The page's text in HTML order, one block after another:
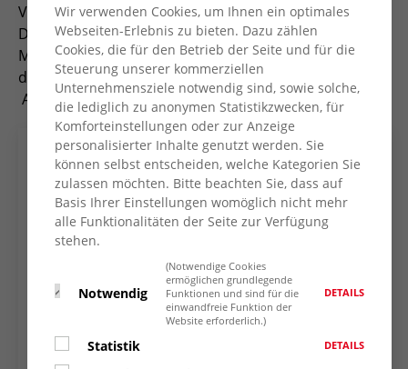
Viermal im Jahr erscheint das Magazin „AWO Konkret“.
Das Heft informiert Mitglieder, Mitarbeiter*innen und
Multiplikator*innen und bietet Einblicke in die Arbeit
des Kreisverbandes und seiner Ortsvereine und
AWO-Treffs.
Wir verwenden Cookies, um Ihnen ein optimales
Webseiten-Erlebnis zu bieten. Dazu zählen
Cookies, die für den Betrieb der Seite und für die
Steuerung unserer kommerziellen
Unternehmensziele notwendig sind, sowie solche,
die lediglich zu anonymen Statistikzwecken, für
Komforteinstellungen oder zur Anzeige
personalisierter Inhalte genutzt werden. Sie
können selbst entscheiden, welche Kategorien Sie
zulassen möchten. Bitte beachten Sie, dass auf
Basis Ihrer Einstellungen womöglich nicht mehr
alle Funktionalitäten der Seite zur Verfügung
stehen.
Notwendig
(Notwendige Cookies
ermöglichen grundlegende
Funktionen und sind für die
einwandfreie Funktion der
Website erforderlich.)
DETAILS
Statistik DETAILS